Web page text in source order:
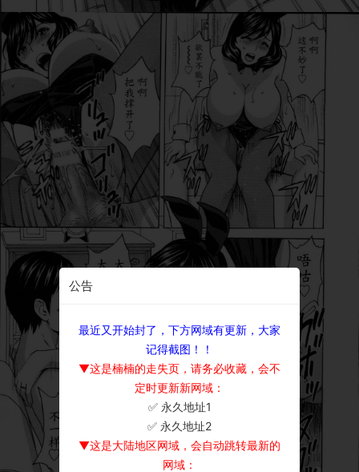
公告
最近又开始封了，下方网域有更新，大家
记得截图！！
▼这是楠楠的走失页，请务必收藏，会不
定时更新新网域：
✅ 永久地址1
✅ 永久地址2
▼这是大陆地区网域，会自动跳转最新的
网域：